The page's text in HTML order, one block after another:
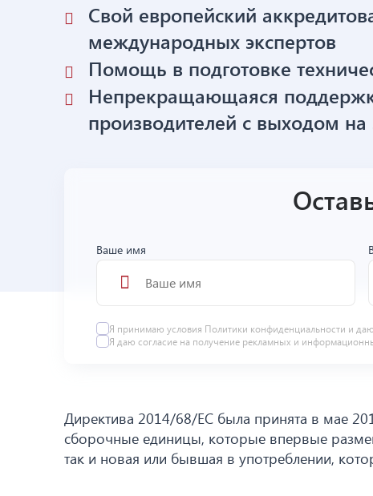
Свой европейский
международных экспертов
Помощь в подготовке
Непрекращающаяся
производителей с выходом на
Ваше имя
Я принимаю условия Политики конфиденциальности и
Я даю согласие на получение рекламных и
Директива 2014/68/ЕС была принята в мае
сборочные единицы, которые впервые
так и новая или бывшая в употреблении,